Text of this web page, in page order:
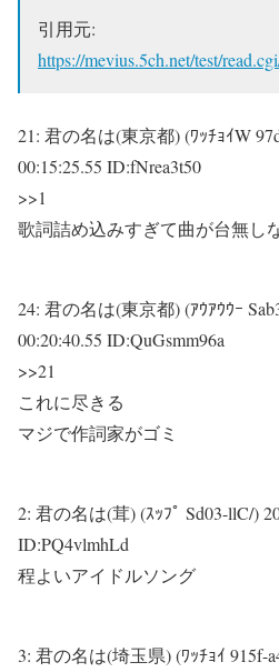
引用元:
https://mevius.5ch.net/test/
21: 君の名は(東京都) (ﾜｯﾁｮｲW
00:15:25.55 ID:fNrea3t50
>>1
歌詞詰め込みすぎて曲が台無し
24: 君の名は(東京都) (ｱｳｱｳｳｰ
00:20:40.55 ID:QuGsmm96a
>>21
これに尽きる
マジで作詞家がゴミ
2: 君の名は(茸) (ｽｯﾌﾟ Sd03-llC/)
ID:PQ4vlmhLd
程よいアイドルソング
3: 君の名は(埼玉県) (ﾜｯﾁｮｲ 915f-